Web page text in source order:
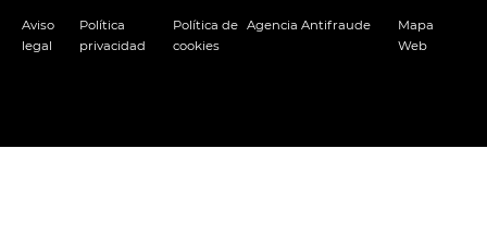
Aviso
legal
Política
privacidad
Política de
cookies
Agencia Antifraude
Mapa
Web